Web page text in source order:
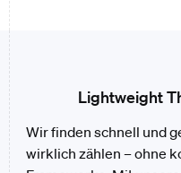
Lightweight
Wir finden schnell und
wirklich zählen – ohne